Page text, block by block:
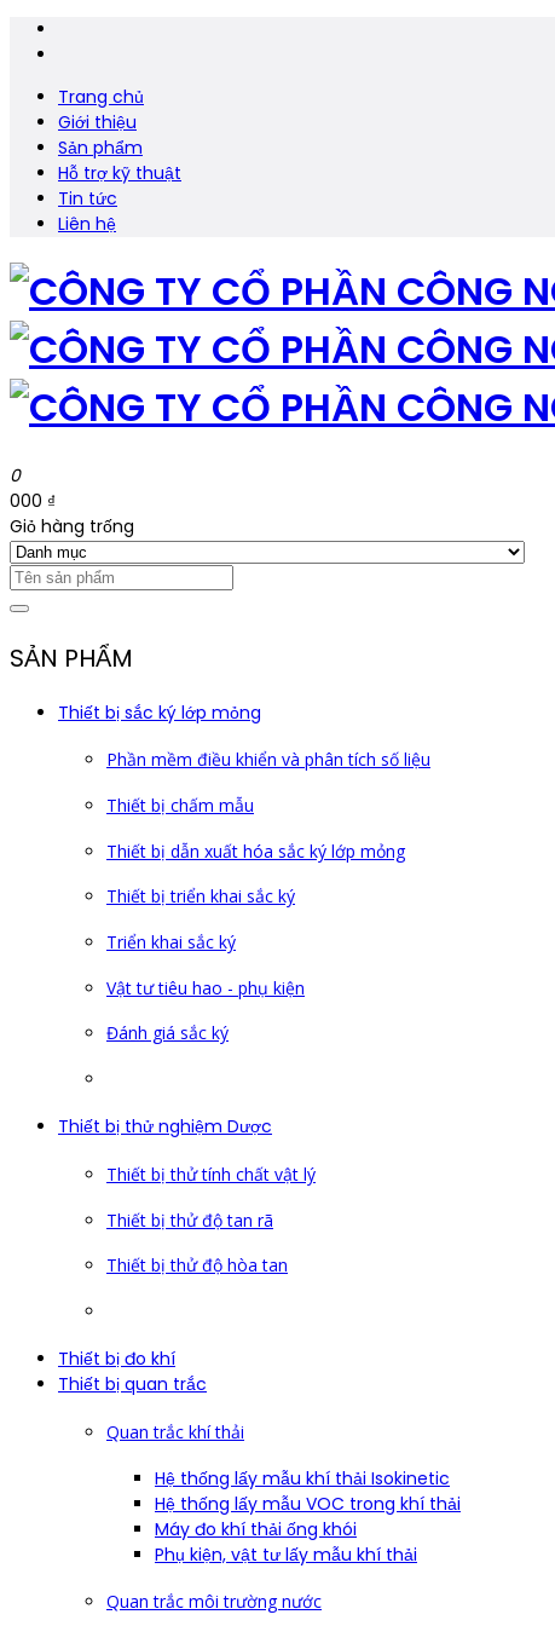
Trang chủ
Giới thiệu
Sản phẩm
Hỗ trợ kỹ thuật
Tin tức
Liên hệ
0
000 ₫
Giỏ hàng trống
SẢN PHẨM
Thiết bị sắc ký lớp mỏng
Phần mềm điều khiển và phân tích số liệu
Thiết bị chấm mẫu
Thiết bị dẫn xuất hóa sắc ký lớp mỏng
Thiết bị triển khai sắc ký
Triển khai sắc ký
Vật tư tiêu hao - phụ kiện
Đánh giá sắc ký
Thiết bị thử nghiệm Dược
Thiết bị thử tính chất vật lý
Thiết bị thử độ tan rã
Thiết bị thử độ hòa tan
Thiết bị đo khí
Thiết bị quan trắc
Quan trắc khí thải
Hệ thống lấy mẫu khí thải Isokinetic
Hệ thống lấy mẫu VOC trong khí thải
Máy đo khí thải ống khói
Phụ kiện, vật tư lấy mẫu khí thải
Quan trắc môi trường nước